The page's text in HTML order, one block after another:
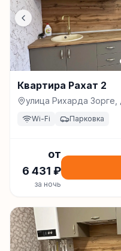
Квартира Рахат 2
улица Рихарда
Wi-Fi Парковка
от
6 431 ₽
за ночь